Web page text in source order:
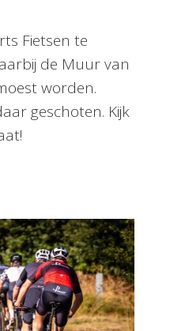
Fietsen te
de Muur van
worden.
geschoten. Kijk